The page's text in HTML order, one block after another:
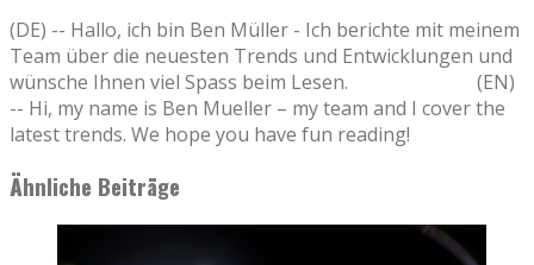
(DE) -- Hallo, ich bin Ben Müller - Ich berichte mit meinem
Team über die neuesten Trends und Entwicklungen und
wünsche Ihnen viel Spass beim Lesen. (EN)
-- Hi, my name is Ben Mueller – my team and I cover the
latest trends. We hope you have fun reading!
Ähnliche Beiträge